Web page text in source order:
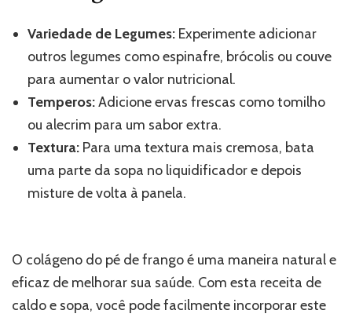
Variedade de Legumes: Experimente adicionar
outros legumes como espinafre, brócolis ou couve
para aumentar o valor nutricional.
Temperos:Adicione ervas frescas como tomilho
ou alecrim para um sabor extra.
Textura: Para uma textura mais cremosa, bata
uma parte da sopa no liquidificador e depois
misture de volta à panela.
O colágeno do pé de frango é uma maneira natural e
eficaz de melhorar sua saúde. Com esta receita de
caldo e sopa, você pode facilmente incorporar este